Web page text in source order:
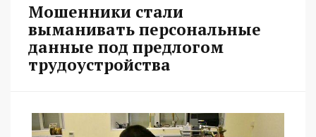
Мошенники стали
выманивать персональные
данные под предлогом
трудоустройства